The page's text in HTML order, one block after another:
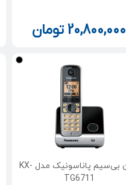
20,800,000تومان
تلفن بی‌سیم پاناسونیک مدل KX-
TG6711